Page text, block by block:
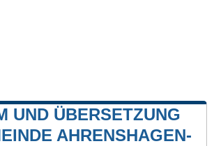
UND ÜBERSETZUNG
AHRENSHAGEN-